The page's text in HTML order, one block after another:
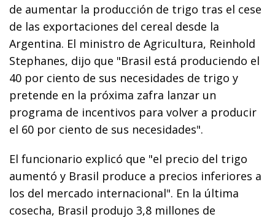
de aumentar la producción de trigo tras el cese
de las exportaciones del cereal desde la
Argentina. El ministro de Agricultura, Reinhold
Stephanes, dijo que "Brasil está produciendo el
40 por ciento de sus necesidades de trigo y
pretende en la próxima zafra lanzar un
programa de incentivos para volver a producir
el 60 por ciento de sus necesidades".
El funcionario explicó que "el precio del trigo
aumentó y Brasil produce a precios inferiores a
los del mercado internacional". En la última
cosecha, Brasil produjo 3,8 millones de